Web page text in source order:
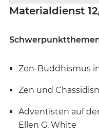
Materialdienst
Zen-Buddhismus
Zen und
Adventisten auf
Ellen G. White